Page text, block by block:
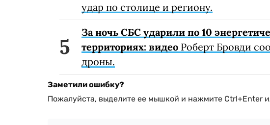
удар по столице и региону.
За ночь СБС ударили по 10
территориях: видео Роберт Бровди
дроны.
Заметили ошибку?
Пожалуйста, выделите ее мышкой и нажмите Ctrl+Enter